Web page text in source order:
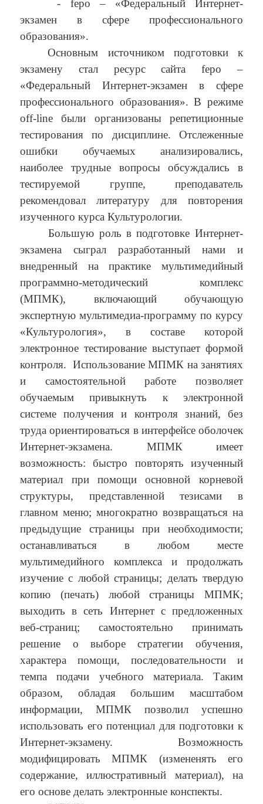
- fepo – «Федеральный Интернет-
экзамен в сфере профессионального
образования».
Основным источником подготовки к
экзамену стал ресурс сайта fepo –
«Федеральный Интернет-экзамен в сфере
профессионального образования». В режиме
off-line были организованы репетиционные
тестирования по дисциплине. Отслеженные
ошибки обучаемых анализировались,
наиболее трудные вопросы обсуждались в
тестируемой группе, преподаватель
рекомендовал литературу для повторения
изученного курса Культурологии.
Большую роль в подготовке Интернет-
экзамена сыграл разработанный нами и
внедренный на практике мультимедийный
программно-методический комплекс
(МПМК), включающий обучающую
экспертную мультимедиа-программу по курсу
«Культурология», в составе которой
электронное тестирование выступает формой
контроля. Использование МПМК на занятиях
и самостоятельной работе позволяет
обучаемым привыкнуть к электронной
системе получения и контроля знаний, без
труда ориентироваться в интерфейсе оболочек
Интернет-экзамена. МПМК имеет
возможность: быстро повторять изученный
материал при помощи основной корневой
структуры, представленной тезисами в
главном меню; многократно возвращаться на
предыдущие страницы при необходимости;
останавливаться в любом месте
мультимедийного комплекса и продолжать
изучение с любой страницы; делать твердую
копию (печать) любой страницы МПМК;
выходить в сеть Интернет с предложенных
веб-страниц; самостоятельно принимать
решение о выборе стратегии обучения,
характера помощи, последовательности и
темпа подачи учебного материала. Таким
образом, обладая большим масштабом
информации, МПМК позволил успешно
использовать его потенциал для подготовки к
Интернет-экзамену. Возможность
модифицировать МПМК (измененять его
содержание, иллюстративный материал), на
его основе делать электронные конспекты.